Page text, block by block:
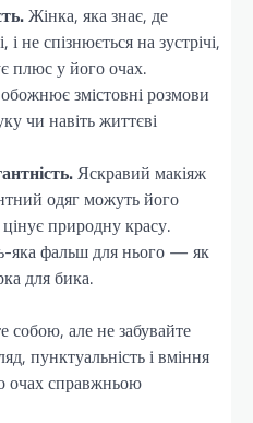
Жінка, яка знає, де
і не спізнюється на зустрічі,
плюс у його очах.
змістовні розмови
чи навіть життєві
Яскравий макіяж
одяг можуть його
природну красу.
яка фальш для нього — як
для бика.
собою, але не забувайте
пунктуальність і вміння
очах справжньою